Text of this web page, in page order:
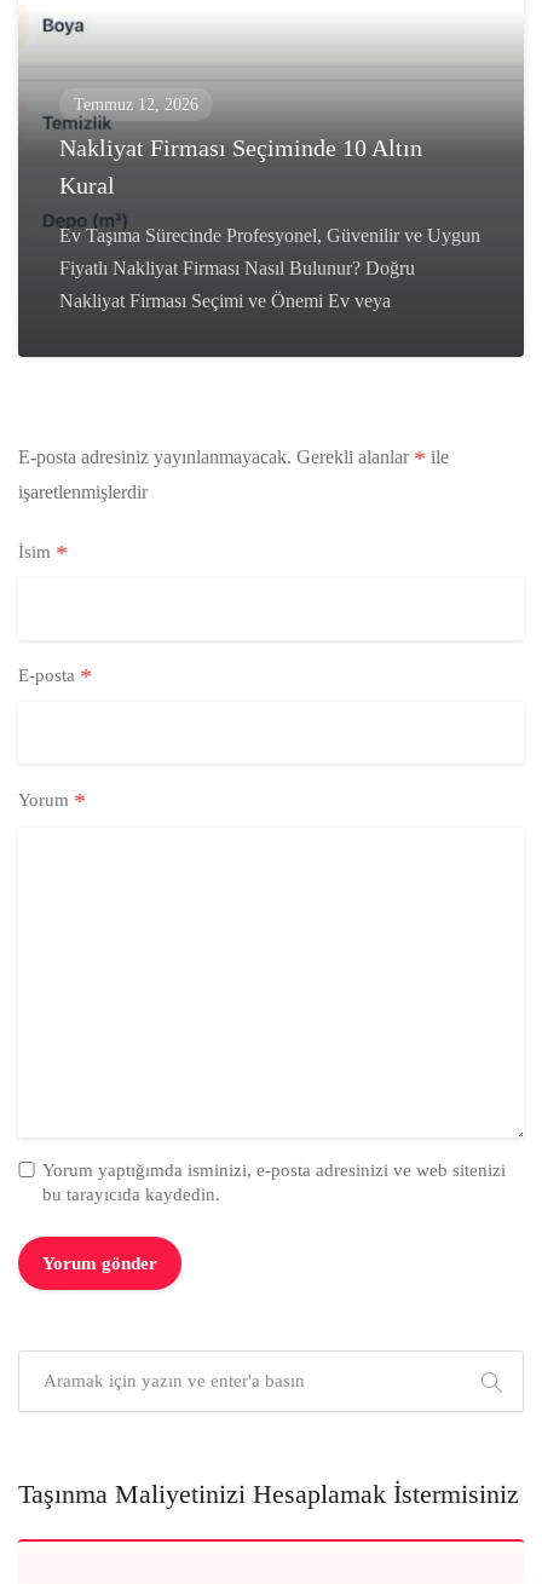
Temmuz 12, 2026
Nakliyat Firması Seçiminde 10 Altın
Kural
Ev Taşıma Sürecinde Profesyonel, Güvenilir ve Uygun
Fiyatlı Nakliyat Firması Nasıl Bulunur? Doğru
Nakliyat Firması Seçimi ve Önemi Ev veya
E-posta adresiniz yayınlanmayacak. Gerekli alanlar * ile
işaretlenmişlerdir
İsim *
E-posta *
Yorum *
Yorum yaptığımda isminizi, e-posta adresinizi ve web sitenizi
bu tarayıcıda kaydedin.
Taşınma Maliyetinizi Hesaplamak İstermisiniz